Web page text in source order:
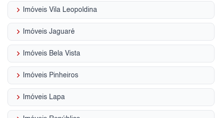
keyboard_arrow_right Imóveis Vila Leopoldina
keyboard_arrow_right Imóveis Jaguaré
keyboard_arrow_right Imóveis Bela Vista
keyboard_arrow_right Imóveis Pinheiros
keyboard_arrow_right Imóveis Lapa